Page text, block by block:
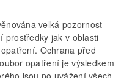
velká pozornost
prostředky jak v oblasti
Ochrana před
opatření je výsledkem